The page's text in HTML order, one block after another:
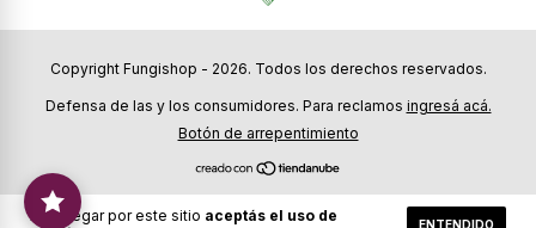
Al navegar por este sitio aceptás el uso de
ENTENDIDO
Copyright Fungishop - 2026. Todos los derechos reservados.
Defensa de las y los consumidores. Para reclamos ingresá acá.
Botón de arrepentimiento